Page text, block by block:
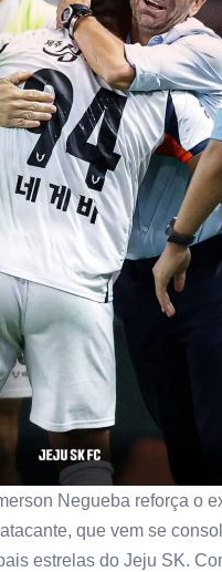
Negueba reforça o
que vem se
estrelas do Jeju SK.